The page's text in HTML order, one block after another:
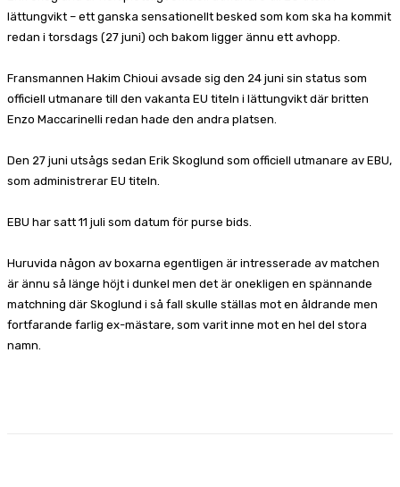
lättungvikt – ett ganska sensationellt besked som kom ska ha kommit
redan i torsdags (27 juni) och bakom ligger ännu ett avhopp.
Fransmannen Hakim Chioui avsade sig den 24 juni sin status som
officiell utmanare till den vakanta EU titeln i lättungvikt där britten
Enzo Maccarinelli redan hade den andra platsen.
Den 27 juni utsågs sedan Erik Skoglund som officiell utmanare av EBU,
som administrerar EU titeln.
EBU har satt 11 juli som datum för purse bids.
Huruvida någon av boxarna egentligen är intresserade av matchen
är ännu så länge höjt i dunkel men det är onekligen en spännande
matchning där Skoglund i så fall skulle ställas mot en åldrande men
fortfarande farlig ex-mästare, som varit inne mot en hel del stora
namn.